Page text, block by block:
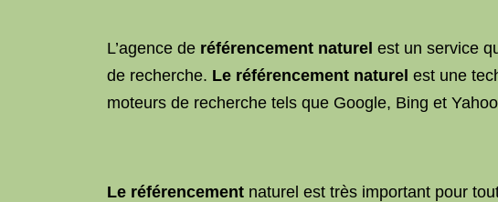
L’agence de référencement naturel est un service
de recherche. Le référencement naturel est une
moteurs de recherche tels que Google, Bing et
Le référencement naturel est très important pour